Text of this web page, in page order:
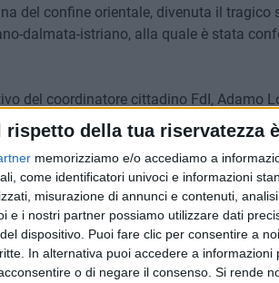
rispetto della tua riservatezza
memorizziamo e/o accediamo a
come identificatori univoci e informazioni
misurazione di annunci e contenuti,
e i nostri partner possiamo utilizzare dati
dispositivo. Puoi fare clic per consentire a
In alternativa puoi accedere a
o di negare il consenso. Si rende
del confine orientale, divenuta il tragico
dalmata-istriano, alla quale è stata
del coordinatore cittadino FdI, Adamo
Coordinatore regionale FdI,
FdI, il Sen. Filippo Melchiorre,
regionale FdI.
si terrà il rituale taglio del nastro e verrà